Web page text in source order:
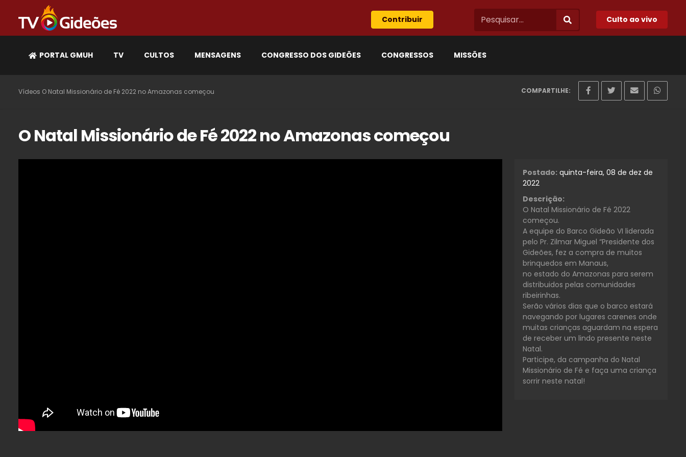
Contribuir Culto ao vivo
PORTAL GMUH TV CULTOS MENSAGENS CONGRESSO DOS GIDEÕES CONGRESSOS MISSÕES
Vídeos O Natal Missionário de Fé 2022 no Amazonas começou COMPARTILHE:
O Natal Missionário de Fé 2022 no Amazonas começou
Postado: quinta-feira, 08 de dez de
2022
Descrição:
O Natal Missionário de Fé 2022
começou.
A equipe do Barco Gideão VI liderada
pelo Pr. Zilmar Miguel “Presidente dos
Gideões, fez a compra de muitos
brinquedos em Manaus,
no estado do Amazonas para serem
distribuidos pelas comunidades
ribeirinhas.
Serão vários dias que o barco estará
navegando por lugares carenes onde
muitas crianças aguardam na espera
de receber um lindo presente neste
Natal.
Participe, da campanha do Natal
Missionário de Fé e faça uma criança
sorrir neste natal!